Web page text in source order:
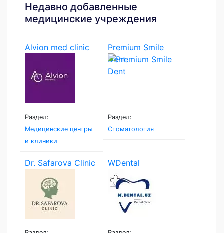
Недавно добавленные
медицинские учреждения
Alvion med clinic
Раздел:
Медицинские центры
и клиники
Premium Smile
Dent
Раздел:
Стоматология
Dr. Safarova Clinic WDental